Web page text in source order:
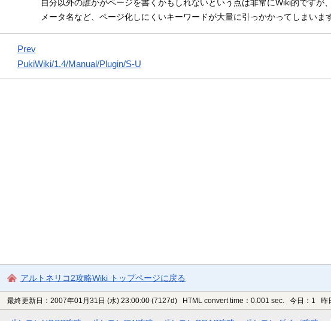
自分以外の誰かがページを書くかもしれないという点は非常にWiki的です
メータ名など、ページ化しにくいキーワードが大量に引っかかってしまいま
Prev
PukiWiki/1.4/Manual/Plugin/S-U
アルトネリコ2攻略Wiki トップページに戻る
最終更新日：2007年01月31日 (水) 23:00:00 (7127d) HTML convert time：0.001 sec. 今日：1 昨